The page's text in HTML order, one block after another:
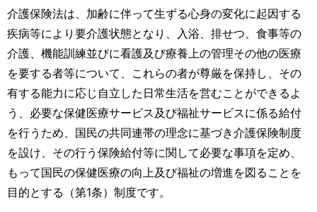
介護保険法は、加齢に伴って生ずる心身の変化に起因する
疾病等により要介護状態となり、入浴、排せつ、食事等の
介護、機能訓練並びに看護及び療養上の管理その他の医療
を要する者等について、これらの者が尊厳を保持し、その
有する能力に応じ自立した日常生活を営むことができるよ
う、必要な保健医療サービス及び福祉サービスに係る給付
を行うため、国民の共同連帯の理念に基づき介護保険制度
を設け、その行う保険給付等に関して必要な事項を定め、
もって国民の保健医療の向上及び福祉の増進を図ることを
目的とする（第1条）制度です。